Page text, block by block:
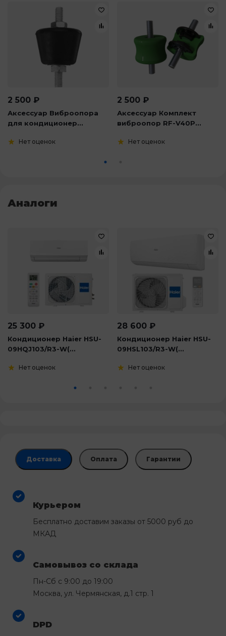
2 500 ₽
Аксессуар Виброопора
для кондиционер...
Нет оценок
2 500 ₽
Аксессуар Комплект
виброопор RF-V40P...
Нет оценок
Аналоги
25 300 ₽
Кондиционер Haier HSU-
09HQJ103/R3-W(...
Нет оценок
28 600 ₽
Кондиционер Haier HSU-
09HSL103/R3-W(...
Нет оценок
Доставка Оплата Гарантии
Курьером
Бесплатно доставим заказы от 5000 руб до
МКАД
Самовывоз со склада
Пн-Сб с 9:00 до 19:00
Москва, ул. Чермянская, д.1 стр. 1
DPD